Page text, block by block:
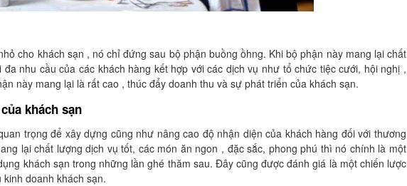
cho khách sạn , nó chỉ đứng sau bộ phận buồng ồhng. Khi bộ phận này mang lại chất
nhu cầu của các khách hàng kết hợp với các dịch vụ như tổ chức tiệc cưới, hội nghị ,
này mang lại là rất cao , thúc đẩy doanh thu và sự phát triển của khách sạn.
khách sạn
trọng để xây dựng cũng như nâng cao độ nhận diện của khách hàng đối với thương
lại chất lượng dịch vụ tốt, các món ăn ngon , đặc sắc, phong phú thì nó chính là một
khách sạn trong những lần ghé thăm sau. Đây cũng được đánh giá là một chiến lược
doanh khách sạn.